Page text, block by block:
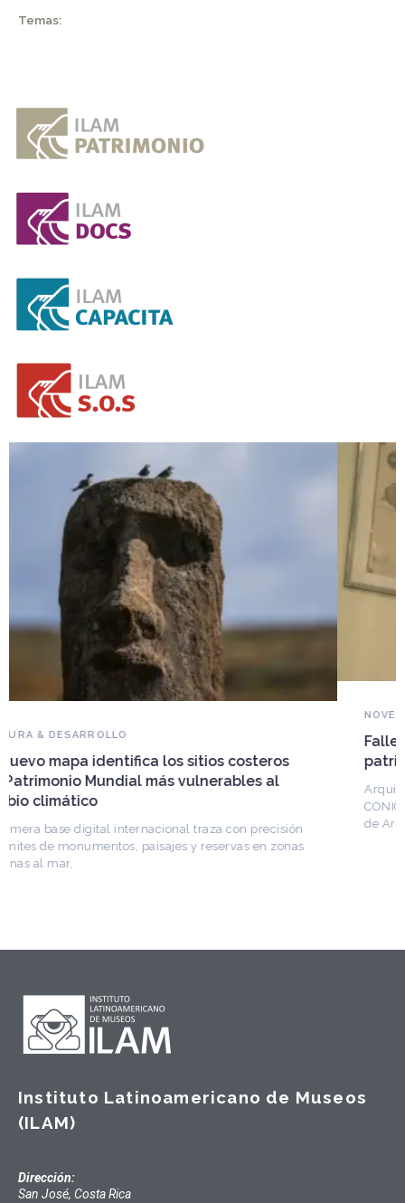
Temas:
Falleció Ramón Gutiérrez, guardián del
patrimonio iberoamericano
Arquitecto, historiador e Investigador Superior del
CONICET, fundó el CEDODAL e impulsó los Seminarios
de Arquitectura Latinoamericana. Publicó más de
Instituto Latinoamericano de Museos
(ILAM)
Dirección:
San José, Costa Rica